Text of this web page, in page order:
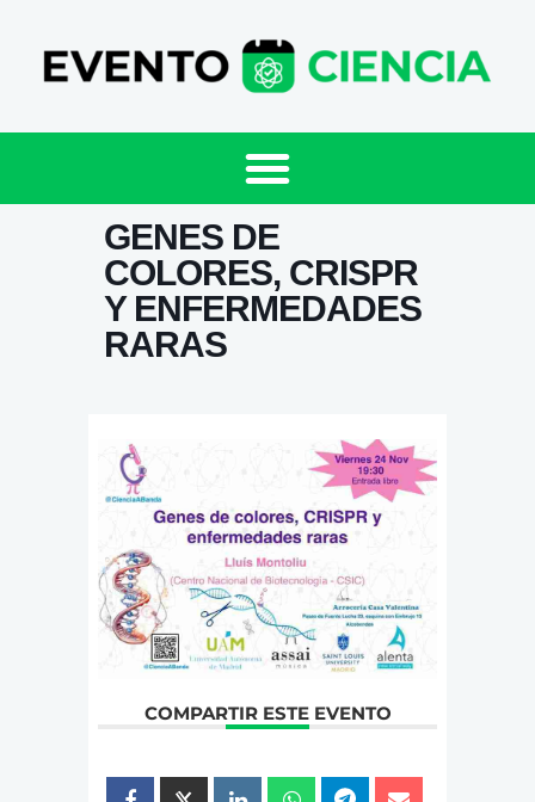
GENES DE
COLORES, CRISPR
Y ENFERMEDADES
RARAS
COMPARTIR ESTE EVENTO